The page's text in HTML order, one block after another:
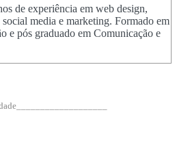
de experiência em web design,
media e marketing. Formado em
e pós graduado em Comunicação e